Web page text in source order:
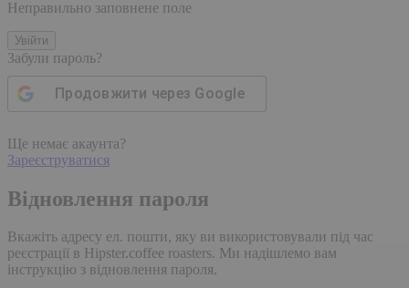
Неправильно заповнене поле
Увійти
Забули пароль?
Продовжити через Google
Ще немає акаунта?
Зареєструватися
Відновлення пароля
Вкажіть адресу ел. пошти, яку ви використовували під час
реєстрації в Hipster.coffee roasters. Ми надішлемо вам
інструкцію з відновлення пароля.